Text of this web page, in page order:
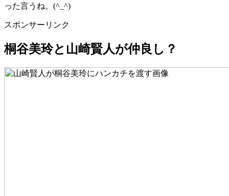
った言うね。(^_^)
スポンサーリンク
桐谷美玲と山崎賢人が仲良し？